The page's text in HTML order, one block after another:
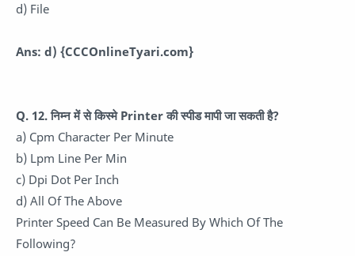
d) File
Ans: d) {CCCOnlineTyari.com}
Q. 12. निम्न में से किस्मे Printer की स्पीड मापी जा सकती है?
a) Cpm Character Per Minute
b) Lpm Line Per Min
c) Dpi Dot Per Inch
d) All Of The Above
Printer Speed Can Be Measured By Which Of The
Following?